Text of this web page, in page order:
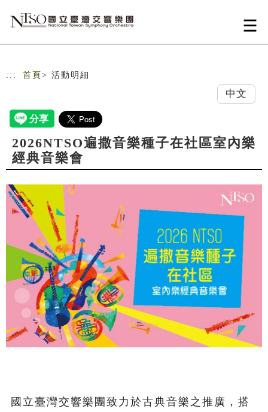
::: 首頁 > 活動明細
中文
2026NTSO遍撒音樂種子在社區室內樂
經典音樂會
國立臺灣交響樂團致力於古典音樂之推廣，搭